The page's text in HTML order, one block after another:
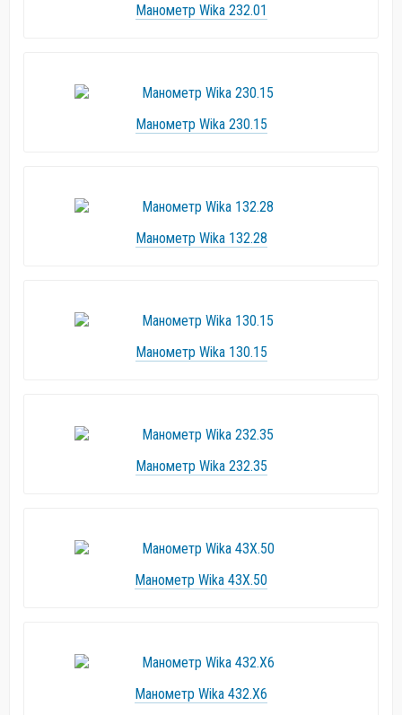
Манометр Wika 232.01
Манометр Wika 230.15
Манометр Wika 132.28
Манометр Wika 130.15
Манометр Wika 232.35
Манометр Wika 43X.50
Манометр Wika 432.X6